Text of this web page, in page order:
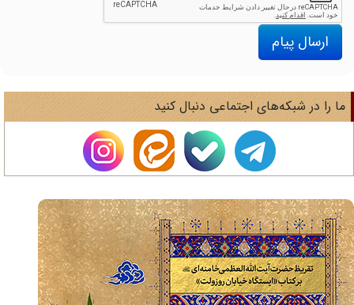
ارسال پیام
را در شبکه‌های اجتماعی دنبال کنید